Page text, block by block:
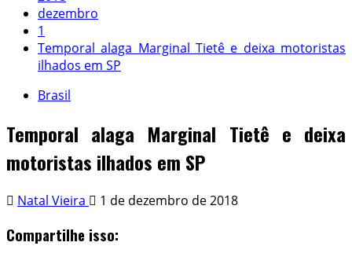
dezembro
1
Temporal alaga Marginal Tietê e deixa motoristas
ilhados em SP
Brasil
Temporal alaga Marginal Tietê e deixa
motoristas ilhados em SP
Natal Vieira 1 de dezembro de 2018
Compartilhe isso: